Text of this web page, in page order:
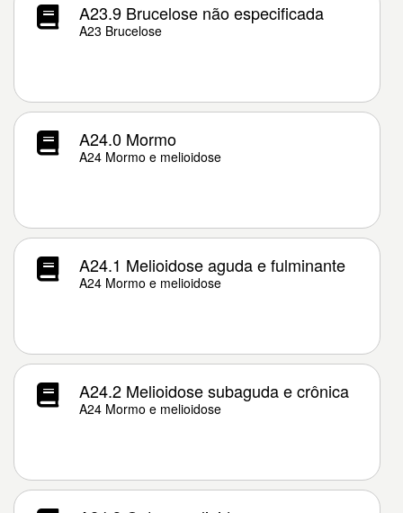
A23.9 Brucelose não especificada
A23 Brucelose
A24.0 Mormo
A24 Mormo e melioidose
A24.1 Melioidose aguda e fulminante
A24 Mormo e melioidose
A24.2 Melioidose subaguda e crônica
A24 Mormo e melioidose